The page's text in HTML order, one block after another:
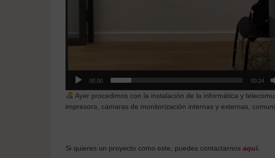
00:00 00:24
Ayer procedimos con la instalación de la informática y
impresora, cámaras de monitorización internas y externas,
Si quieres un proyecto como este, puedes contactarnos aquí.